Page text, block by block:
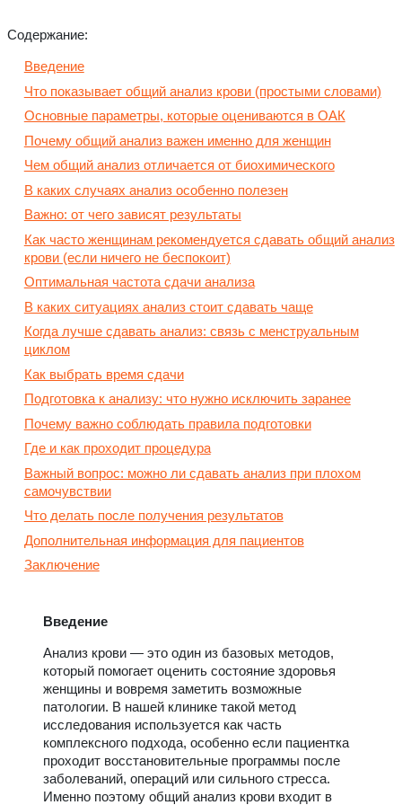
Содержание:
Введение
Что показывает общий анализ крови (простыми словами)
Основные параметры, которые оцениваются в ОАК
Почему общий анализ важен именно для женщин
Чем общий анализ отличается от биохимического
В каких случаях анализ особенно полезен
Важно: от чего зависят результаты
Как часто женщинам рекомендуется сдавать общий анализ
крови (если ничего не беспокоит)
Оптимальная частота сдачи анализа
В каких ситуациях анализ стоит сдавать чаще
Когда лучше сдавать анализ: связь с менструальным
циклом
Как выбрать время сдачи
Подготовка к анализу: что нужно исключить заранее
Почему важно соблюдать правила подготовки
Где и как проходит процедура
Важный вопрос: можно ли сдавать анализ при плохом
самочувствии
Что делать после получения результатов
Дополнительная информация для пациентов
Заключение
Введение
Анализ крови — это один из базовых методов,
который помогает оценить состояние здоровья
женщины и вовремя заметить возможные
патологии. В нашей клинике такой метод
исследования используется как часть
комплексного подхода, особенно если пациентка
проходит восстановительные программы после
заболеваний, операций или сильного стресса.
Именно поэтому общий анализ крови входит в